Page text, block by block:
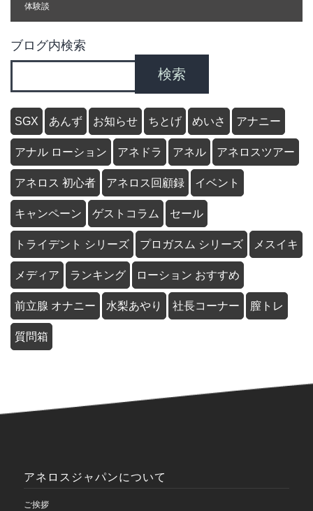
体験談
ブログ内検索
検索
SGX あんず お知らせ ちとげ めいさ アナニー
アナル ローション アネドラ アネル アネロスツアー
アネロス 初心者 アネロス回顧録 イベント
キャンペーン ゲストコラム セール
トライデント シリーズ プロガスム シリーズ メスイキ
メディア ランキング ローション おすすめ
前立腺 オナニー 水梨あやり 社長コーナー 膣トレ
質問箱
アネロスジャパンについて
ご挨拶